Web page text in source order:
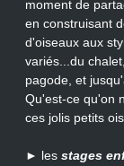
moment de
en construisant
d'oiseaux aux
variés...du
pagode, et
Qu'est-ce qu'on
ces jolis petits
► les stages